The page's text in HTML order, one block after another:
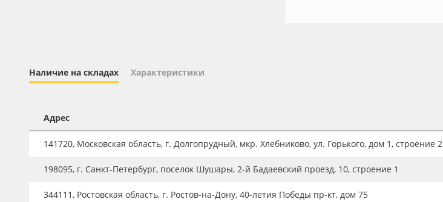
Новинки ассортимента
Плёнка монтажная Oratape
ПЭТ листовой
ПЭТ бэклит
Наличие на складах Характеристики
Адрес
141720, Московская область, г. Долгопрудный, мкр. Хлебниково, ул. Горького, дом 1, строение 2
198095, г. Санкт-Петербург, поселок Шушары, 2-й Бадаевский проезд, 10, строение 1
344111, Ростовская область, г. Ростов-на-Дону, 40-летия Победы пр-кт, дом 75